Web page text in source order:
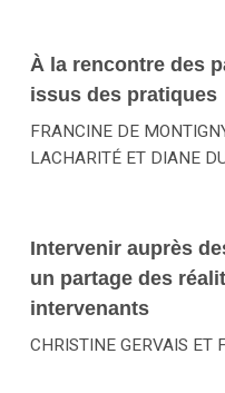
À la rencontre des
issus des pratiques
FRANCINE DE
LACHARITÉ ET DIANE
Intervenir auprès
un partage des
intervenants
CHRISTINE GERVAIS ET